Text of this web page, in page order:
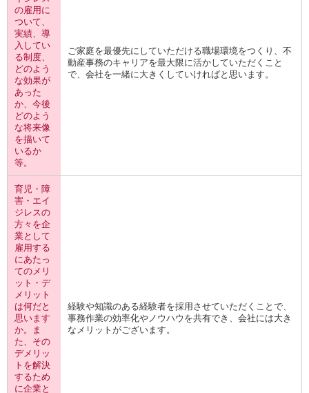
の雇用に
ついて、
実績、導
入してい
る制度、
どのよう
な効果が
あった
か、今後
どのよう
な将来像
を描いて
いるか
等。
ご家庭を最優先にしていただける職場環境をつくり、不
動産事務のキャリアを最大限に活かしていただくこと
で、会社を一緒に大きくしていければと思います。
育児・障
害・エイ
ジレスの
方々を企
業として
雇用する
にあたっ
てのメリ
ット・デ
メリット
は何だと
思います
か。ま
た、その
デメリッ
トを解決
するため
に企業と
経験や知識のある経験者を採用させていただくことで、
事務作業の効率化やノウハウを共有でき、会社には大き
なメリットがございます。